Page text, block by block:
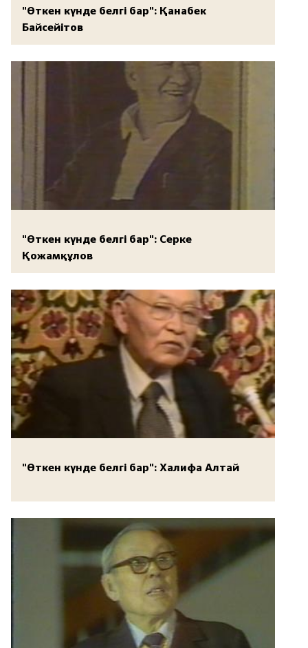
"Өткен күнде белгі бар": Қанабек
Байсейітов
"Өткен күнде белгі бар": Серке
Қожамқұлов
"Өткен күнде белгі бар": Халифа Алтай